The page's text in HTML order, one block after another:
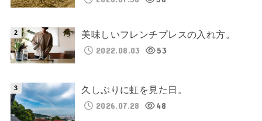
美味しいフレンチプレスの入れ方。
2022.08.03
53
久しぶりに虹を見た日。
2026.07.28
48